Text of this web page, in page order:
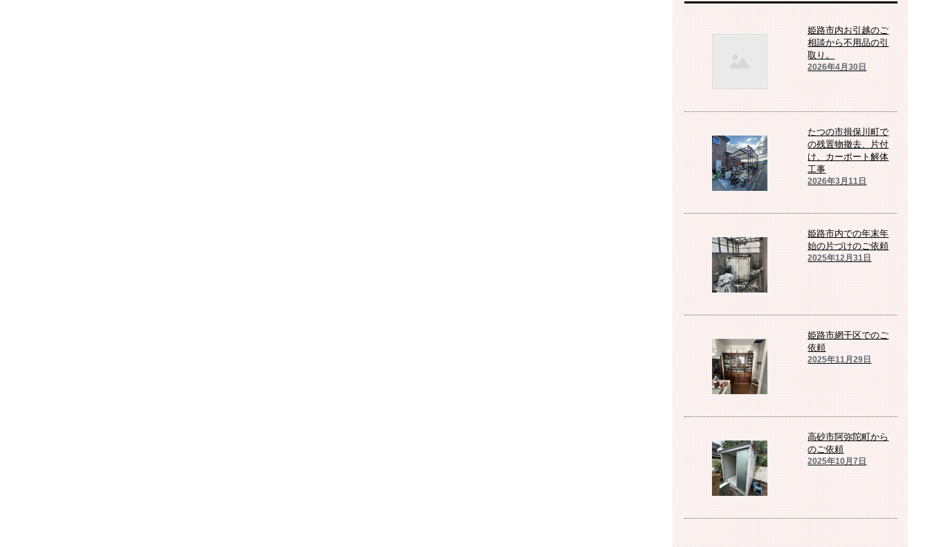
姫路市内お引越のご
相談から不用品の引
取り。
2026年4月30日
たつの市揖保川町で
の残置物撤去、片付
け、カーポート解体
工事
2026年3月11日
姫路市内での年末年
始の片づけのご依頼
2025年12月31日
姫路市網干区でのご
依頼
2025年11月29日
高砂市阿弥陀町から
のご依頼
2025年10月7日